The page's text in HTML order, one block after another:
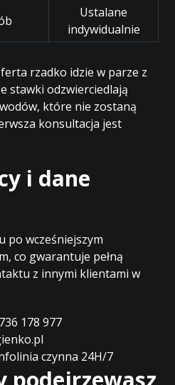
Ustalane
indywidualnie
rzadko idzie w parze z
stawki odzwierciedlają
które nie zostaną
konsultacja jest
i dane
po wcześniejszym
co gwarantuje pełną
z innymi klientami w
178 977
czynna 24H/7